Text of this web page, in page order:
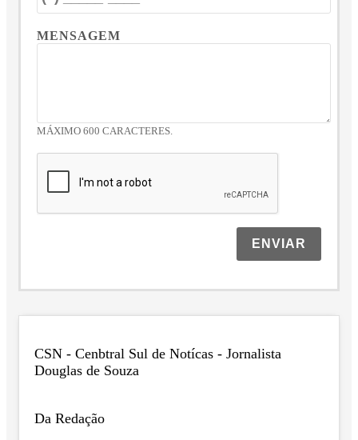
MENSAGEM
MÁXIMO 600 CARACTERES.
ENVIAR
CSN - Cenbtral Sul de Notícas - Jornalista
Douglas de Souza
Da Redação